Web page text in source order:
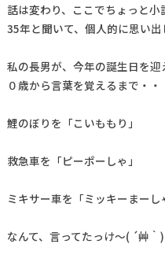
話は変わり、ここでちょっと小
35年と聞いて、個人的に思い出
私の長男が、今年の誕生日を迎
０歳から言葉を覚えるまで・・
鯉のぼりを「こいももり」
救急車を「ピーポーしゃ」
ミキサー車を「ミッキーまーし
なんて、言ってたっけ～( ´艸｀)